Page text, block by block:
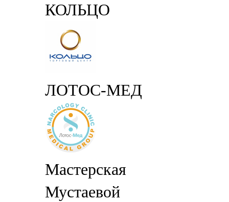
КОЛЬЦО
ЛОТОС-МЕД
Мастерская
Мустаевой